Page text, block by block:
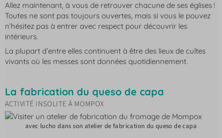
Allez maintenant, à vous de retrouver chacune de ses églises !
Toutes ne sont pas toujours ouvertes, mais si vous le pouvez
n’hésitez pas à entrer avec respect pour découvrir les
intérieurs.
La plupart d’entre elles continuent à être des lieux de cultes
vivants où les messes sont données quotidiennement.
La fabrication du queso de capa
ACTIVITÉ INSOLITE À MOMPOX
avec lucho dans son atelier de fabrication du queso de capa